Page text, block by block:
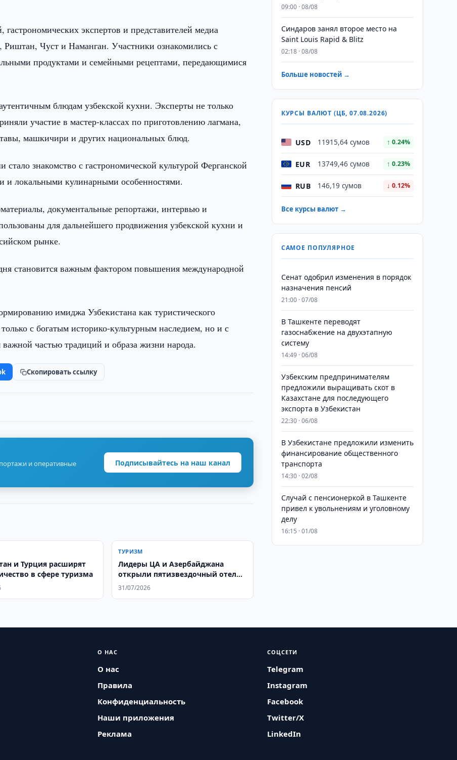
экспертов и представителей медиа
Чуст и Наманган. Участники ознакомились с
продуктами и семейными рецептами, передающимися
блюдам узбекской кухни. Эксперты не только
участие в мастер-классах по приготовлению лагмана,
машкичири и других национальных блюд.
знакомство с гастрономической культурой Ферганской
локальными кулинарными особенностями.
документальные репортажи, интервью и
для дальнейшего продвижения узбекской кухни и
рынке.
становится важным фактором повышения международной
имиджа Узбекистана как туристического
с богатым историко-культурным наследием, но и с
частью традиций и образа жизни народа.
Скопировать ссылку
и оперативные
Подписывайтесь на наш канал
и Турция расширят
в сфере туризма
ТУРИЗМ
Лидеры ЦА и Азербайджана
открыли пятизвездочный отель
на Иссык-Куле
31/07/2026
09:00 · 08/08
Синдаров занял второе место на
Saint Louis Rapid & Blitz
02:18 · 08/08
Больше новостей →
КУРСЫ ВАЛЮТ (ЦБ, 07.08.2026)
USD 11915,64 сумов ↑ 0.24%
EUR 13749,46 сумов ↑ 0.23%
RUB 146,19 сумов ↓ 0.12%
Все курсы валют →
САМОЕ ПОПУЛЯРНОЕ
Сенат одобрил изменения в порядок
назначения пенсий
21:00 · 07/08
В Ташкенте переводят
газоснабжение на двухэтапную
систему
14:49 · 06/08
Узбекским предпринимателям
предложили выращивать скот в
Казахстане для последующего
экспорта в Узбекистан
22:30 · 06/08
В Узбекистане предложили изменить
финансирование общественного
транспорта
14:30 · 02/08
Случай с пенсионеркой в Ташкенте
привел к увольнениям и уголовному
делу
16:15 · 01/08
О НАС
О нас
Правила
Конфиденциальность
Наши приложения
Реклама
СОЦСЕТИ
Telegram
Instagram
Facebook
Twitter/X
LinkedIn